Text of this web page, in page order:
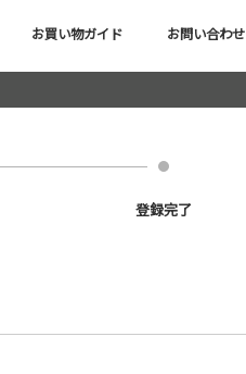
お買い物ガイド お問い合わせ
登録完了